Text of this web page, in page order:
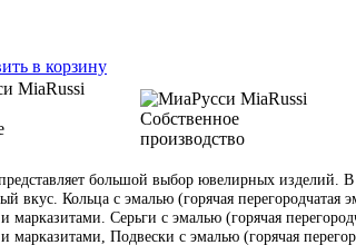
в корзину
Собственное
производство
большой выбор ювелирных изделий.
вкус. Кольца с эмалью (горячая
марказитами. Серьги с эмалью (горячая
марказитами, Подвески с эмалью (горячая